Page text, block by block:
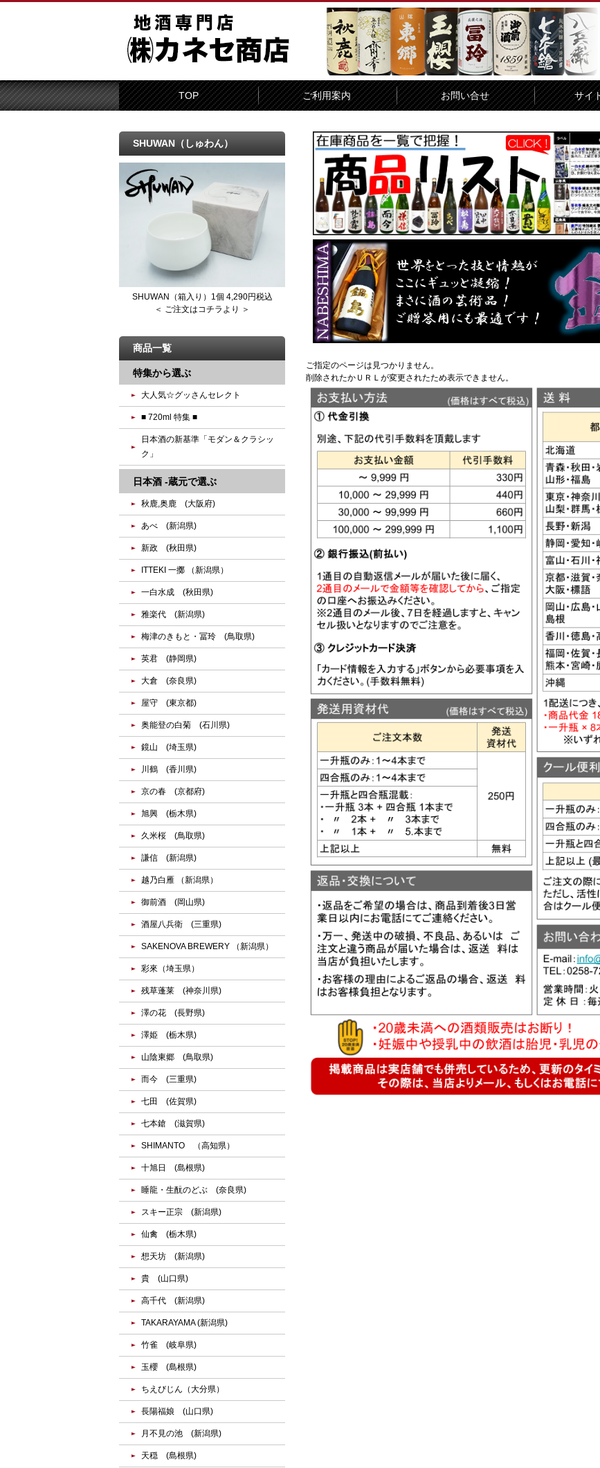
TOP ご利用案内 お問い合せ サイ
ご指定のページは見つかりません。
削除されたかＵＲＬが変更されたため表示できません。
SHUWAN（しゅわん）
SHUWAN（箱入り）1個 4,290円税込
＜ ご注文はコチラより ＞
商品一覧
特集から選ぶ
大人気☆グッさんセレクト
■ 720ml 特集 ■
日本酒の新基準「モダン＆クラシッ
ク」
日本酒 -蔵元で選ぶ
秋鹿,奥鹿 (大阪府)
あべ (新潟県)
新政 (秋田県)
ITTEKI 一擲 （新潟県）
一白水成 (秋田県)
雅楽代 (新潟県)
梅津のきもと・冨玲 (鳥取県)
英君 (静岡県)
大倉 (奈良県)
屋守 (東京都)
奥能登の白菊 (石川県)
鏡山 (埼玉県)
川鶴 (香川県)
京の春 (京都府)
旭興 (栃木県)
久米桜 (鳥取県)
謙信 (新潟県)
越乃白雁 （新潟県）
御前酒 (岡山県)
酒屋八兵衛 (三重県)
SAKENOVA BREWERY （新潟県）
彩來（埼玉県）
残草蓬莱 (神奈川県)
澤の花 (長野県)
澤姫 (栃木県)
山陰東郷 (鳥取県)
而今 (三重県)
七田 (佐賀県)
七本鎗 (滋賀県)
SHIMANTO （高知県）
十旭日 (島根県)
睡龍・生酛のどぶ (奈良県)
スキー正宗 (新潟県)
仙禽 (栃木県)
想天坊 (新潟県)
貴 (山口県)
高千代 (新潟県)
TAKARAYAMA (新潟県)
竹雀 (岐阜県)
玉櫻 (島根県)
ちえびじん（大分県）
長陽福娘 (山口県)
月不見の池 (新潟県)
天穏 (島根県)